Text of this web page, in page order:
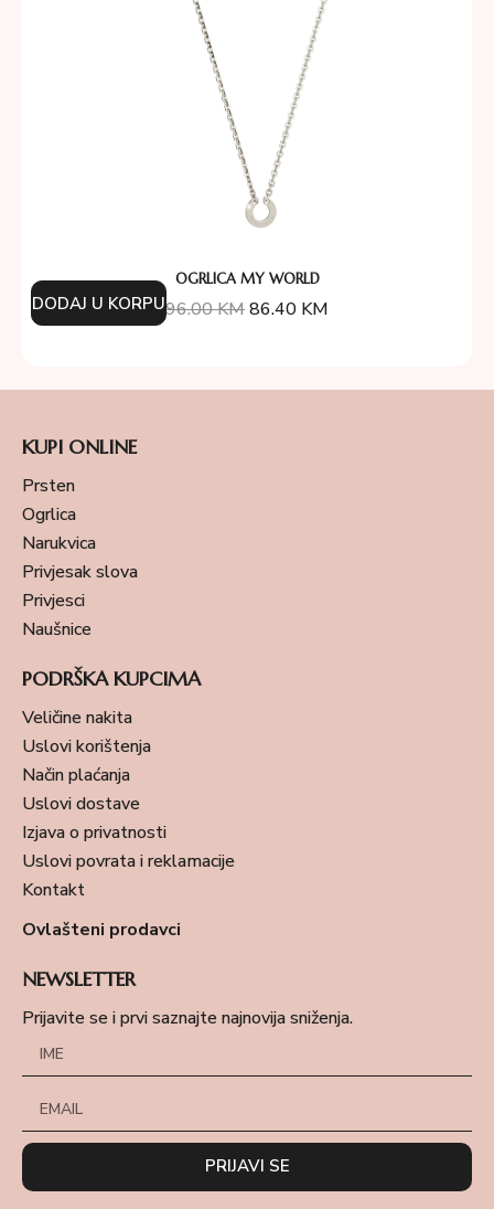
OGRLICA MY WORLD
96.00KM86.40 KM
DODAJ U KORPU
KUPI ONLINE
Prsten
Ogrlica
Narukvica
Privjesak slova
Privjesci
Naušnice
PODRŠKA KUPCIMA
Veličine nakita
Uslovi korištenja
Način plaćanja
Uslovi dostave
Izjava o privatnosti
Uslovi povrata i reklamacije
Kontakt
Ovlašteni prodavci
NEWSLETTER
Prijavite se i prvi saznajte najnovija sniženja.
PRIJAVI SE